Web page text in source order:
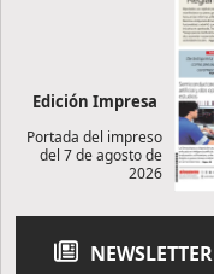
Edición Impresa
Portada del impreso
del 7 de agosto de
2026
NEWSLETTER